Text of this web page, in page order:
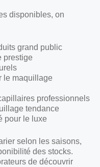
disponibles, on
grand public
prestige
le maquillage
professionnels
tendance
pour le luxe
selon les saisons,
des stocks.
de découvrir